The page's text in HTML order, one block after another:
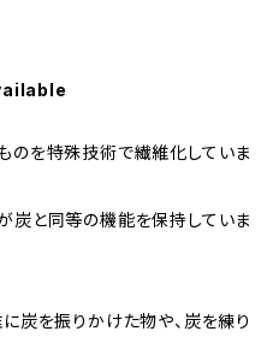
のを特殊技術で繊維化していま
炭と同等の機能を保持していま
炭を振りかけた物や、炭を練り